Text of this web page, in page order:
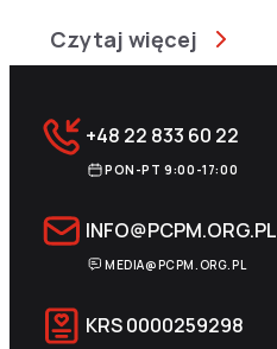
Czytaj więcej
+48 22 833 60 22
PON-PT 9:00-17:00
INFO@PCPM.ORG.PL
MEDIA@PCPM.ORG.PL
KRS0000259298